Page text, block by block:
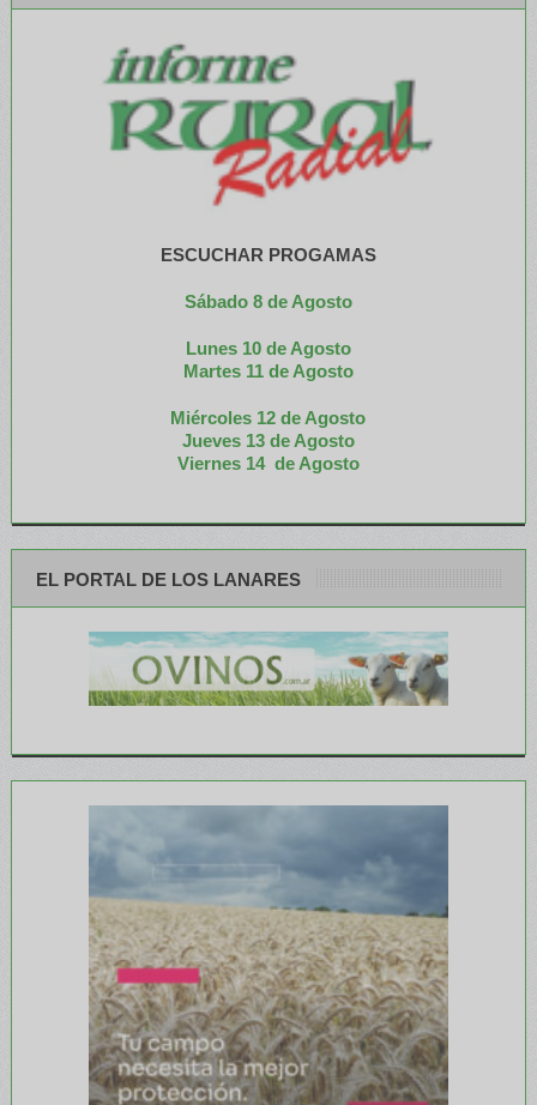
ESCUCHAR PROGAMAS
Sábado 8 de Agosto
Lunes 10 de Agosto
Martes 11 de Agosto
Miércoles 12 de Agosto
Jueves 13 de Agosto
Viernes 14 de Agosto
EL PORTAL DE LOS LANARES